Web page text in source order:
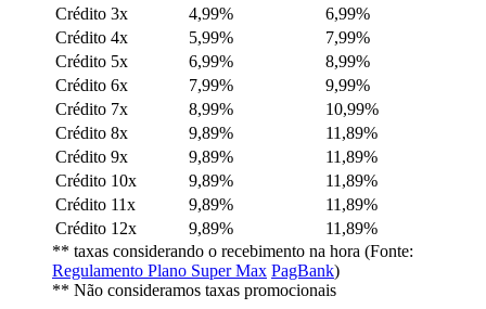
Crédito 3x
4,99%
6,99%
Crédito 4x
5,99%
7,99%
Crédito 5x
6,99%
8,99%
Crédito 6x
7,99%
9,99%
Crédito 7x
8,99%
10,99%
Crédito 8x
9,89%
11,89%
Crédito 9x
9,89%
11,89%
Crédito 10x
9,89%
11,89%
Crédito 11x
9,89%
11,89%
Crédito 12x
9,89%
11,89%
** taxas considerando o recebimento na hora (Fonte:
Regulamento Plano Super Max PagBank)
** Não consideramos taxas promocionais